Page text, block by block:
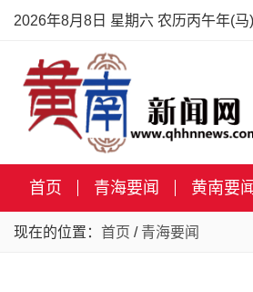
2026年8月8日 星期六 农历丙午年(马
首页 青海要闻 黄南要闻
现在的位置： 首页 / 青海要闻